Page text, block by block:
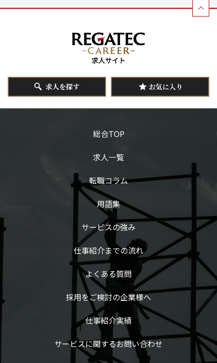
求人を探す お気に入り
総合TOP
求人一覧
転職コラム
用語集
サービスの強み
仕事紹介までの流れ
よくある質問
採用をご検討の企業様へ
仕事紹介実績
サービスに関するお問い合わせ